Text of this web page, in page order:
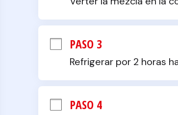
PASO 3
Refrigerar por 2 horas
PASO 4